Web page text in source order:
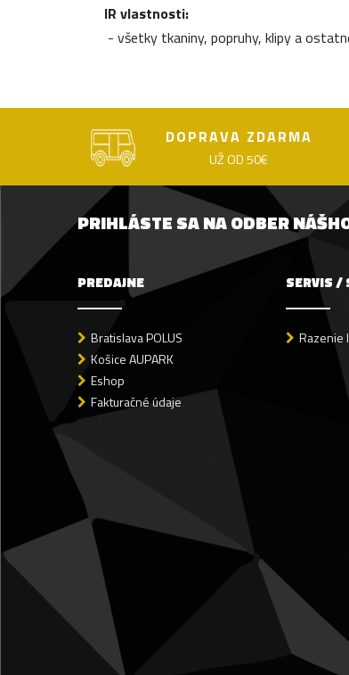
IR vlastnosti:
- všetky tkaniny, popruhy, klipy a
DOPRAVA ZDARMA
UŽ OD 50€
PRIHLÁSTE SA NA ODBER
PREDAJNE
Bratislava POLUS
Košice AUPARK
Eshop
Fakturačné údaje
SERVIS /
Razenie